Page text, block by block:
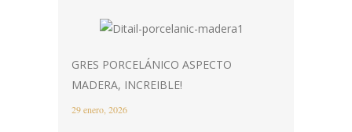
GRES PORCELÁNICO ASPECTO
MADERA, INCREIBLE!
29 enero, 2026